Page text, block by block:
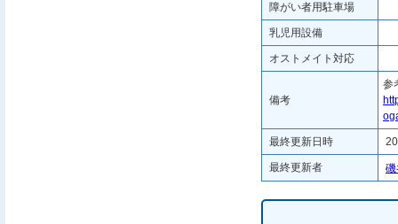
障がい者用駐車場
乳児用設備
オストメイト対応
備考
参
最終更新日時
最終更新者